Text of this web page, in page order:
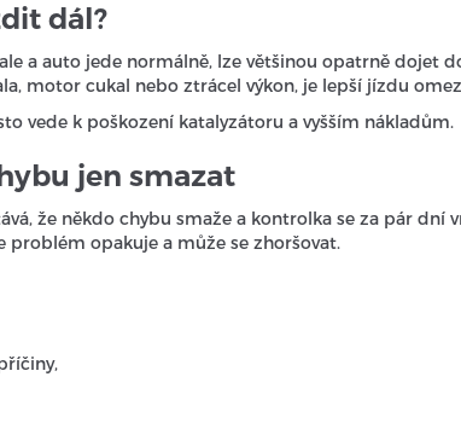
dál?
a auto jede normálně, lze většinou opatrně dojet
motor cukal nebo ztrácel výkon, je lepší jízdu
vede k poškození katalyzátoru a vyšším nákladům.
jen smazat
že někdo chybu smaže a kontrolka se za pár dní
problém opakuje a může se zhoršovat.